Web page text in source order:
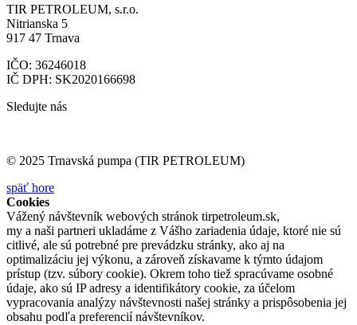
TIR PETROLEUM, s.r.o.
Nitrianska 5
917 47 Trnava
IČO: 36246018
IČ DPH: SK2020166698
Sledujte nás
© 2025 Trnavská pumpa (TIR PETROLEUM)
späť hore
Cookies
Vážený návštevník webových stránok tirpetroleum.sk,
my a naši partneri ukladáme z Vášho zariadenia údaje, ktoré nie sú
citlivé, ale sú potrebné pre prevádzku stránky, ako aj na
optimalizáciu jej výkonu, a zároveň získavame k týmto údajom
prístup (tzv. súbory cookie). Okrem toho tiež spracúvame osobné
údaje, ako sú IP adresy a identifikátory cookie, za účelom
vypracovania analýzy návštevnosti našej stránky a prispôsobenia jej
obsahu podľa preferencií návštevníkov.